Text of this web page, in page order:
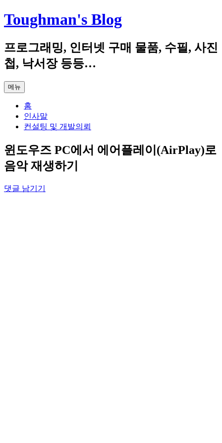
컨
텐
로
건
너
기
Toughman's Blog
프로그래밍, 인터넷 구매 물품, 수필, 사진
첩, 낙서장 등등…
메뉴
홈
인사말
컨설팅 및 개발의뢰
윈도우즈 PC에서 에어플레이(AirPlay)로
음악 재생하기
댓글 남기기